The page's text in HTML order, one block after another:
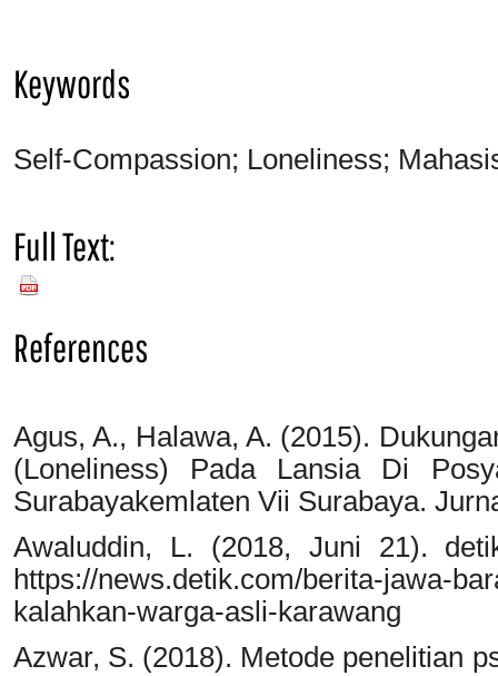
Keywords
Self-Compassion; Loneliness;
Full Text:
PDF
References
Agus, A., Halawa, A. (2015).
(Loneliness) Pada Lansia Di
Surabayakemlaten Vii Surabaya.
Awaluddin, L. (2018, Juni 21).
https://news.detik.com/berita-jawa-
kalahkan-warga-asli-karawang
Azwar, S. (2018). Metode penelitian